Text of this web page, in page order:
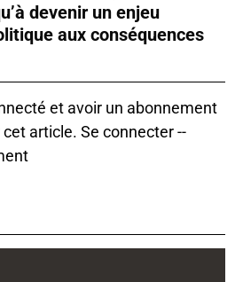
devenir un enjeu
aux conséquences
et avoir un abonnement
article. Se connecter--